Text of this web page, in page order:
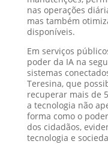
nas operações
mas também
disponíveis.
Em serviços
poder da IA na
sistemas
Teresina, que
recuperar mais de
a tecnologia não
forma como o
dos cidadãos,
tecnologia e